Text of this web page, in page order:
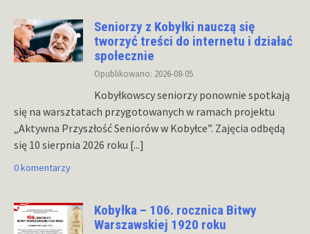
Seniorzy z Kobyłki nauczą się
tworzyć treści do internetu i działać
społecznie
Opublikowano: 2026-08-05
Kobyłkowscy seniorzy ponownie spotkają
się na warsztatach przygotowanych w ramach projektu
„Aktywna Przyszłość Seniorów w Kobyłce”. Zajęcia odbędą
się 10 sierpnia 2026 roku [...]
0 komentarzy
Kobyłka – 106. rocznica Bitwy
Warszawskiej 1920 roku